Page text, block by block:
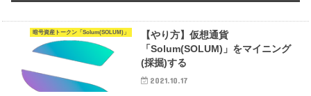
暗号資産トークン「Solum(SOLUM)」
【やり方】仮想通貨
「Solum(SOLUM)」をマイニング
(採掘)する
2021.10.17